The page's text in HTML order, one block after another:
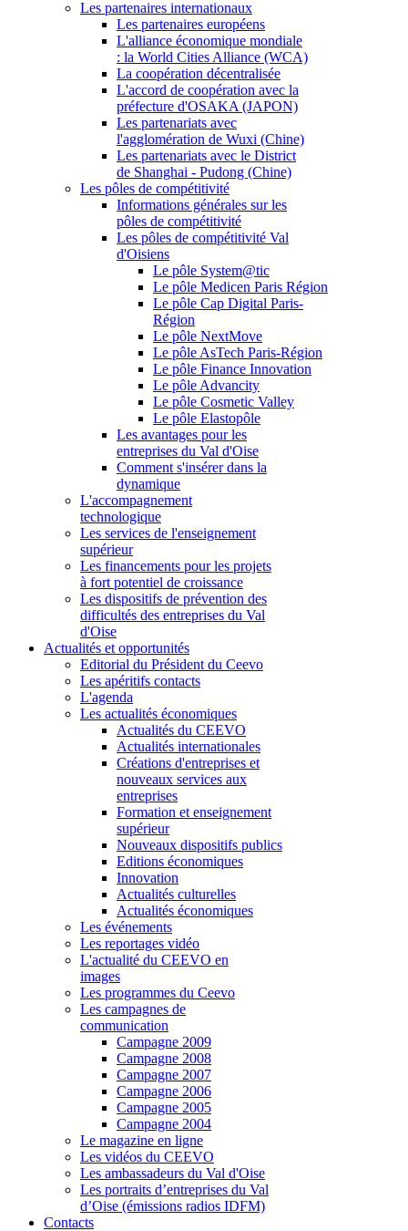
Les partenaires internationaux
Les partenaires européens
L'alliance économique mondiale
: la World Cities Alliance (WCA)
La coopération décentralisée
L'accord de coopération avec la
préfecture d'OSAKA (JAPON)
Les partenariats avec
l'agglomération de Wuxi (Chine)
Les partenariats avec le District
de Shanghai - Pudong (Chine)
Les pôles de compétitivité
Informations générales sur les
pôles de compétitivité
Les pôles de compétitivité Val
d'Oisiens
Le pôle System@tic
Le pôle Medicen Paris Région
Le pôle Cap Digital Paris-
Région
Le pôle NextMove
Le pôle AsTech Paris-Région
Le pôle Finance Innovation
Le pôle Advancity
Le pôle Cosmetic Valley
Le pôle Elastopôle
Les avantages pour les
entreprises du Val d'Oise
Comment s'insérer dans la
dynamique
L'accompagnement
technologique
Les services de l'enseignement
supérieur
Les financements pour les projets
à fort potentiel de croissance
Les dispositifs de prévention des
difficultés des entreprises du Val
d'Oise
Actualités et opportunités
Editorial du Président du Ceevo
Les apéritifs contacts
L'agenda
Les actualités économiques
Actualités du CEEVO
Actualités internationales
Créations d'entreprises et
nouveaux services aux
entreprises
Formation et enseignement
supérieur
Nouveaux dispositifs publics
Editions économiques
Innovation
Actualités culturelles
Actualités économiques
Les événements
Les reportages vidéo
L'actualité du CEEVO en
images
Les programmes du Ceevo
Les campagnes de
communication
Campagne 2009
Campagne 2008
Campagne 2007
Campagne 2006
Campagne 2005
Campagne 2004
Le magazine en ligne
Les vidéos du CEEVO
Les ambassadeurs du Val d'Oise
Les portraits d’entreprises du Val
d’Oise (émissions radios IDFM)
Contacts